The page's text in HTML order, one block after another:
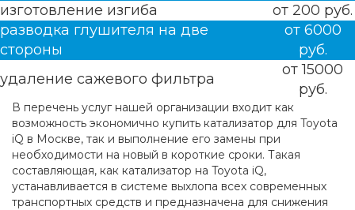
изготовление изгиба
от 200 руб.
разводка глушителя на две
стороны
от 6000
руб.
удаление сажевого фильтра
от 15000
руб.
В перечень услуг нашей организации входит как
возможность экономично купить катализатор для Toyota
iQ в Москве, так и выполнение его замены при
необходимости на новый в короткие сроки. Такая
составляющая, как катализатор на Toyota iQ,
устанавливается в системе выхлопа всех современных
транспортных средств и предназначена для снижения